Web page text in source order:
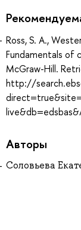
Ross, S. A.,
Fundamentals of
McGraw-Hill.
http://
Авторы
Соловьева